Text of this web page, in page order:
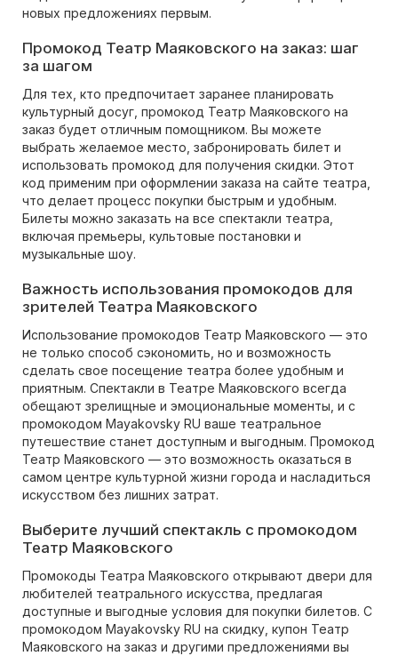
новых предложениях первым.
Промокод Театр Маяковского на заказ: шаг
за шагом
Для тех, кто предпочитает заранее планировать
культурный досуг, промокод Театр Маяковского на
заказ будет отличным помощником. Вы можете
выбрать желаемое место, забронировать билет и
использовать промокод для получения скидки. Этот
код применим при оформлении заказа на сайте театра,
что делает процесс покупки быстрым и удобным.
Билеты можно заказать на все спектакли театра,
включая премьеры, культовые постановки и
музыкальные шоу.
Важность использования промокодов для
зрителей Театра Маяковского
Использование промокодов Театр Маяковского — это
не только способ сэкономить, но и возможность
сделать свое посещение театра более удобным и
приятным. Спектакли в Театре Маяковского всегда
обещают зрелищные и эмоциональные моменты, и с
промокодом Mayakovsky RU ваше театральное
путешествие станет доступным и выгодным. Промокод
Театр Маяковского — это возможность оказаться в
самом центре культурной жизни города и насладиться
искусством без лишних затрат.
Выберите лучший спектакль с промокодом
Театр Маяковского
Промокоды Театра Маяковского открывают двери для
любителей театрального искусства, предлагая
доступные и выгодные условия для покупки билетов. С
промокодом Mayakovsky RU на скидку, купон Театр
Маяковского на заказ и другими предложениями вы